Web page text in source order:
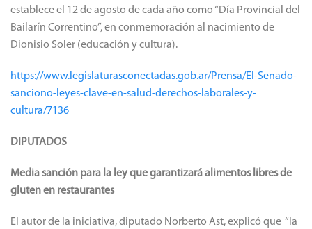
establece el 12 de agosto de cada año como “Día Provincial del
Bailarín Correntino”, en conmemoración al nacimiento de
Dionisio Soler (educación y cultura).
https://www.legislaturasconectadas.gob.ar/Prensa/El-Senado-
sanciono-leyes-clave-en-salud-derechos-laborales-y-
cultura/7136
DIPUTADOS
Media sanción para la ley que garantizará alimentos libres de
gluten en restaurantes
El autor de la iniciativa, diputado Norberto Ast, explicó que “la